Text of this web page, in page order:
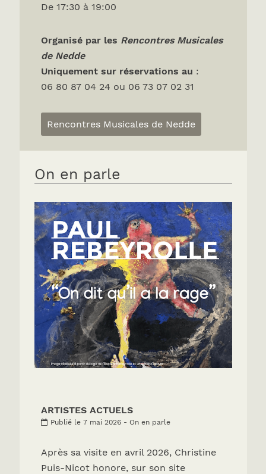
De 17:30 à 19:00
Organisé par les Rencontres Musicales
de Nedde
Uniquement sur réservations au :
06 80 87 04 24 ou 06 73 07 02 31
Rencontres Musicales de Nedde
On en parle
ARTISTES ACTUELS
Publié le 7 mai 2026 - On en parle
Après sa visite en avril 2026, Christine
Puis-Nicot honore, sur son site